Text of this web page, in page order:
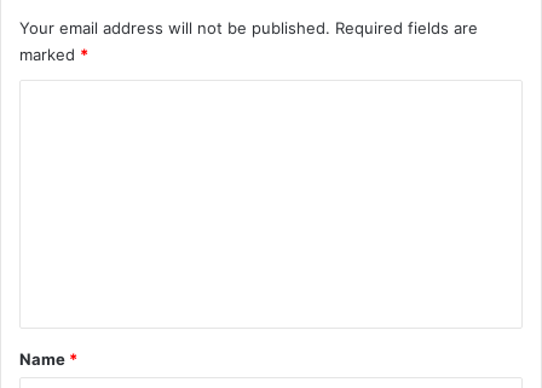
Your email address will not be published. Required fields are
marked *
*
Name *